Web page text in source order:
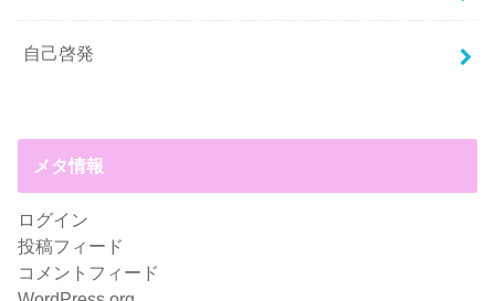
自己啓発
メタ情報
ログイン
投稿フィード
コメントフィード